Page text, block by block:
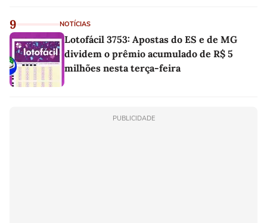
9 NOTÍCIAS
Lotofácil 3753: Apostas do ES e de MG
dividem o prêmio acumulado de R$ 5
milhões nesta terça-feira
PUBLICIDADE